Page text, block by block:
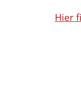
Hier